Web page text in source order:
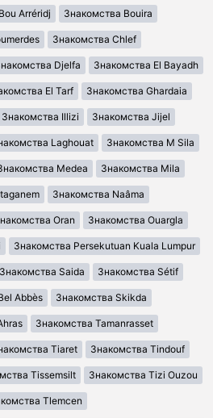
Arréridj Знакомства Bouira
Знакомства Chlef
Djelfa Знакомства El Bayadh
El Tarf Знакомства Ghardaia
Знакомства Illizi Знакомства Jijel
Laghouat Знакомства M Sila
Medea Знакомства Mila
Знакомства Naâma
Oran Знакомства Ouargla
Знакомства Persekutuan Kuala Lumpur
Знакомства Saida Знакомства Sétif
Abbès Знакомства Skikda
Знакомства Tamanrasset
Tiaret Знакомства Tindouf
Tissemsilt Знакомства Tizi Ouzou
Tlemcen